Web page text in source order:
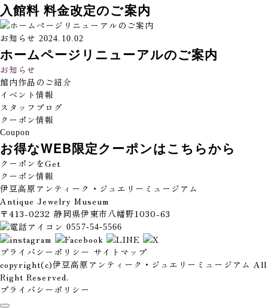
入館料 料金改定のご案内
お知らせ2024.10.02
ホームページリニューアルのご案内
お知らせ
館内作品のご紹介
イベント情報
スタッフブログ
クーポン情報
Coupon
お得なWEB限定クーポンはこちらから
クーポンをGet
クーポン情報
伊豆高原アンティーク・ジュエリーミュージアム
Antique Jewelry Museum
〒413-0232 静岡県伊東市八幡野1030-63
0557-54-5566
プライバシーポリシー サイトマップ
copyright(c)伊豆高原アンティーク・ジュエリーミュージアム All
Right Reserved.
プライバシーポリシー